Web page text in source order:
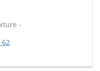
-
62